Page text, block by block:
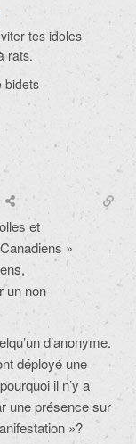
tes idoles
rats.
bidets
et
»
un non-
d’anonyme.
déployé une
il n’y a
une présence sur
»?